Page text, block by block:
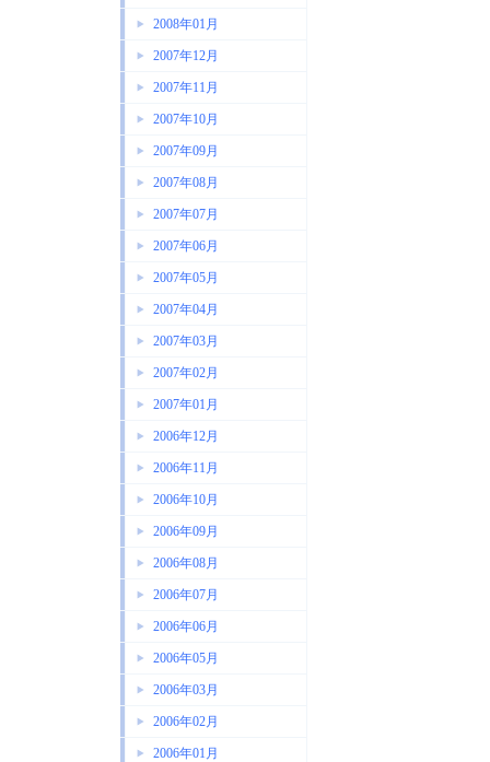
2008年01月
2007年12月
2007年11月
2007年10月
2007年09月
2007年08月
2007年07月
2007年06月
2007年05月
2007年04月
2007年03月
2007年02月
2007年01月
2006年12月
2006年11月
2006年10月
2006年09月
2006年08月
2006年07月
2006年06月
2006年05月
2006年03月
2006年02月
2006年01月